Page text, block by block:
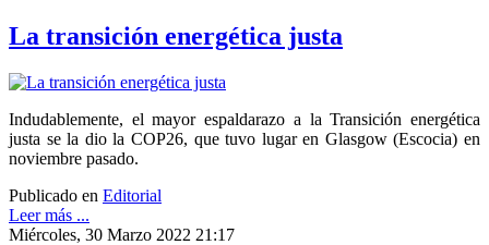
La transición energética justa
Indudablemente, el mayor espaldarazo a la Transición energética
justa se la dio la COP26, que tuvo lugar en Glasgow (Escocia) en
noviembre pasado.
Publicado en Editorial
Leer más ...
Miércoles, 30 Marzo 2022 21:17